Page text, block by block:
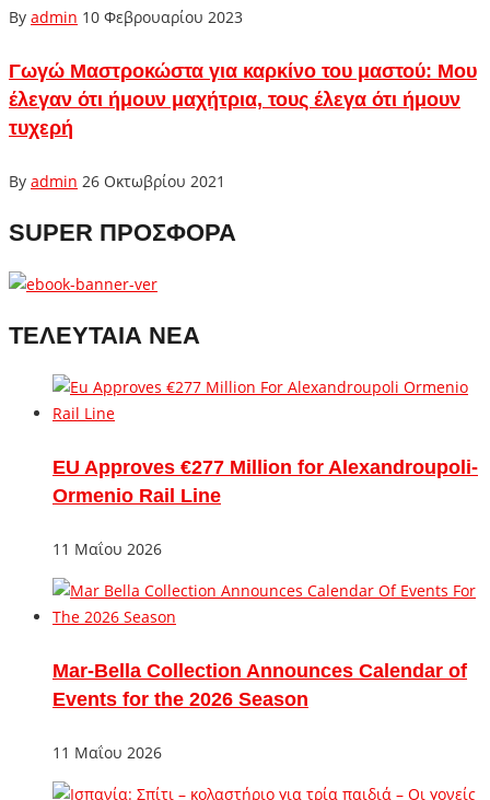
By admin 10 Φεβρουαρίου 2023
Γωγώ Μαστροκώστα για καρκίνο του μαστού: Μου
έλεγαν ότι ήμουν μαχήτρια, τους έλεγα ότι ήμουν
τυχερή
By admin 26 Οκτωβρίου 2021
SUPER ΠΡΟΣΦΟΡΑ
ΤΕΛΕΥΤΑΙΑ ΝΕΑ
EU Approves €277 Million for Alexandroupoli-
Ormenio Rail Line
11 Μαΐου 2026
Mar-Bella Collection Announces Calendar of
Events for the 2026 Season
11 Μαΐου 2026